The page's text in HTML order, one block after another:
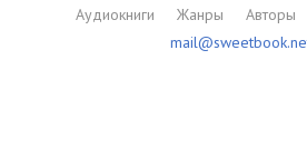
Аудиокниги Жанры Авторы